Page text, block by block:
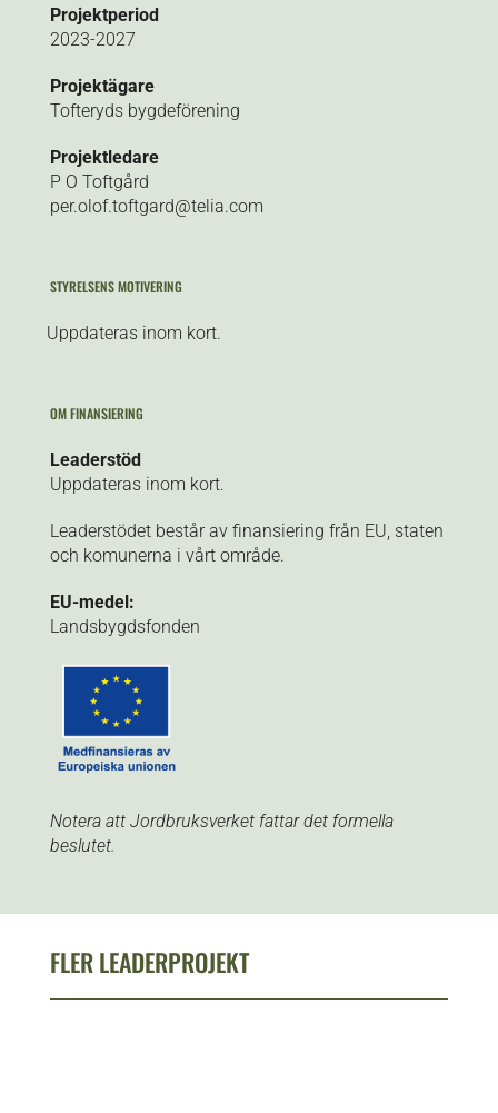
Projektperiod
2023-2027
Projektägare
Tofteryds bygdeförening
Projektledare
P O Toftgård
per.olof.toftgard@telia.com
STYRELSENS MOTIVERING
Uppdateras inom kort.
OM FINANSIERING
Leaderstöd
Uppdateras inom kort.
Leaderstödet består av finansiering från EU, staten
och komunerna i vårt område.
EU-medel:
Landsbygdsfonden
Notera att Jordbruksverket fattar det formella
beslutet.
FLER LEADERPROJEKT